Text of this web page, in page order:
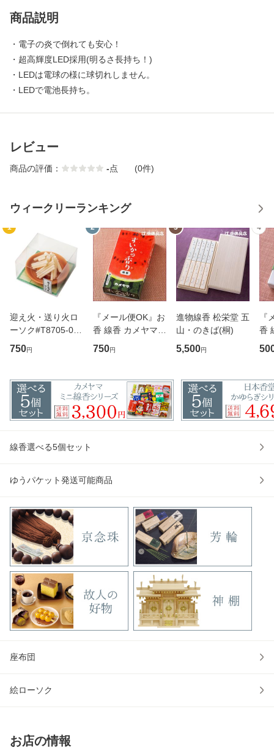
商品説明
・電子の炎で倒れても安心！
・超高輝度LED採用(明るさ長持ち！)
・LEDは電球の様に球切れしません。
・LEDで電池長持ち。
レビュー
商品の評価： -点 (0件)
ウィークリーランキング
1
迎え火・送り火ロ
ーソク#T8705-00-
00 カメヤマ 故人
の好物シリーズ ロ
750円
2
『メール便OK』お
香 線香 カメヤマ
すいかの香りの ミ
ニ寸 線香 故人の好
750円
3
進物線香 松栄堂 五
山・のきば(桐)
5,500円
4
『
香
か
線香選べる5個セット
ゆうパケット発送可能商品
座布団
絵ローソク
お店の情報